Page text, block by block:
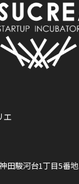
エ
田駿河台1丁目5番地